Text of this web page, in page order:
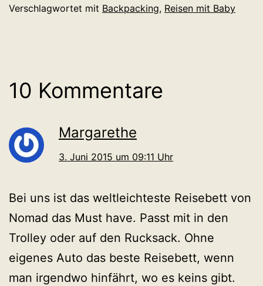
Verschlagwortet mit Backpacking, Reisen mit Baby
10 Kommentare
Margarethe
3. Juni 2015 um 09:11 Uhr
Bei uns ist das weltleichteste Reisebett von
Nomad das Must have. Passt mit in den
Trolley oder auf den Rucksack. Ohne
eigenes Auto das beste Reisebett, wenn
man irgendwo hinfährt, wo es keins gibt.